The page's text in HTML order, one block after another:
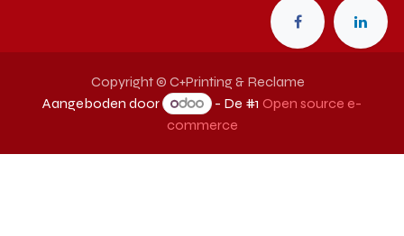
Copyright © C+Printing & Reclame
Aangeboden door
- De #1 Open source e-
commerce